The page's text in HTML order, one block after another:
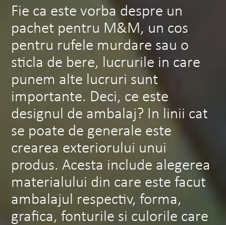
Fie ca este vorba despre un
pachet pentru M&M, un cos
pentru rufele murdare sau o
sticla de bere, lucrurile in care
punem alte lucruri sunt
importante. Deci, ce este
designul de ambalaj? In linii cat
se poate de generale este
crearea exteriorului unui
produs. Acesta include alegerea
materialului din care este facut
ambalajul respectiv, forma,
grafica, fonturile si culorile care